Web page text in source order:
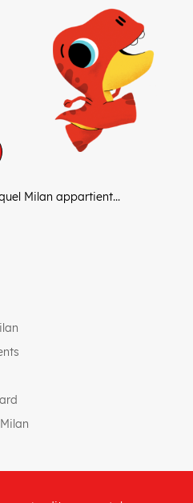
Milan appartient...